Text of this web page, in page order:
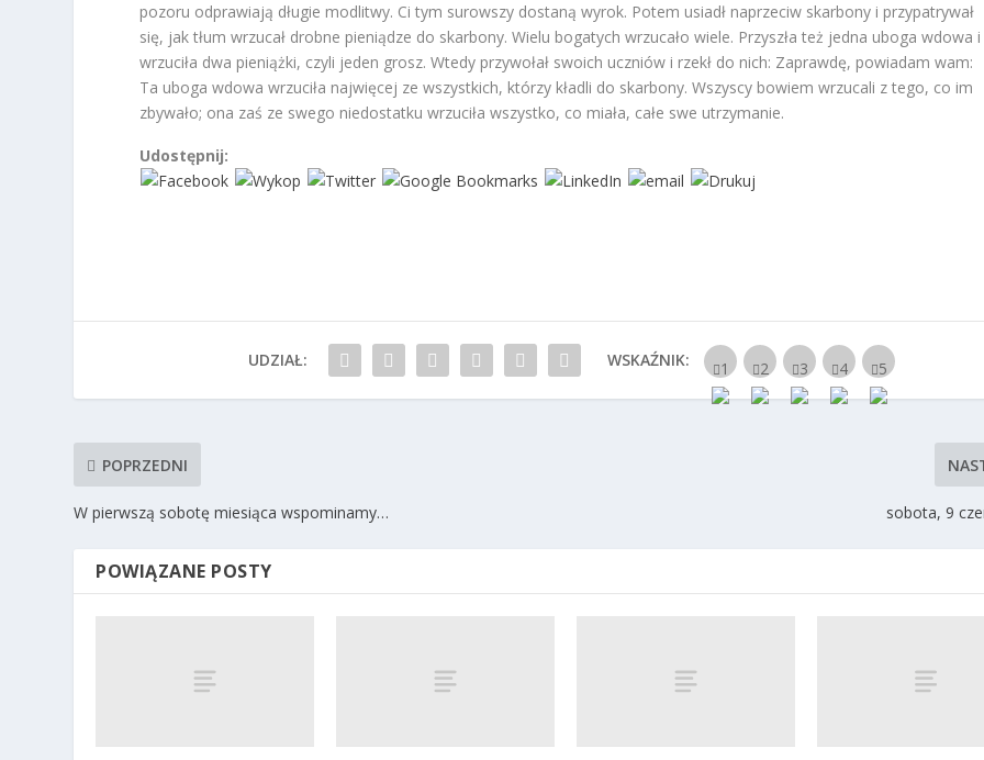
pozoru odprawiają długie modlitwy. Ci tym surowszy dostaną wyrok. Potem usiadł naprzeciw skarbony i przypatrywał
się, jak tłum wrzucał drobne pieniądze do skarbony. Wielu bogatych wrzucało wiele. Przyszła też jedna uboga wdowa i
wrzuciła dwa pieniążki, czyli jeden grosz. Wtedy przywołał swoich uczniów i rzekł do nich: Zaprawdę, powiadam wam:
Ta uboga wdowa wrzuciła najwięcej ze wszystkich, którzy kładli do skarbony. Wszyscy bowiem wrzucali z tego, co im
zbywało; ona zaś ze swego niedostatku wrzuciła wszystko, co miała, całe swe utrzymanie.
Udostępnij:
UDZIAŁ: WSKAŹNIK:
POPRZEDNI
W pierwszą sobotę miesiąca wspominamy… sobota, 9
POWIĄZANE POSTY